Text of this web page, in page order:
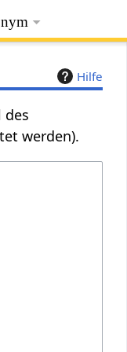
Hilfe
des
werden).